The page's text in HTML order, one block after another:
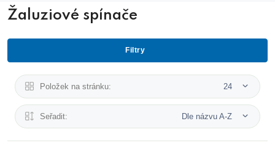
Žaluziové spínače
Filtry
Položek na stránku: 24
Seřadit: Dle názvu A-Z